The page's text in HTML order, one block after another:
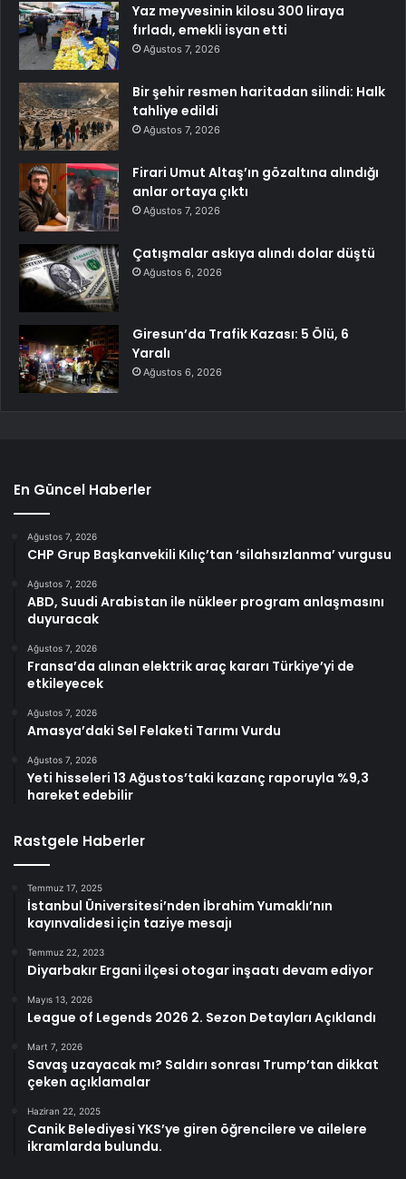
Yaz meyvesinin kilosu 300 liraya
fırladı, emekli isyan etti
Ağustos 7, 2026
Bir şehir resmen haritadan silindi: Halk
tahliye edildi
Ağustos 7, 2026
Firari Umut Altaş’ın gözaltına alındığı
anlar ortaya çıktı
Ağustos 7, 2026
Çatışmalar askıya alındı dolar düştü
Ağustos 6, 2026
Giresun’da Trafik Kazası: 5 Ölü, 6
Yaralı
Ağustos 6, 2026
En Güncel Haberler
Ağustos 7, 2026
CHP Grup Başkanvekili Kılıç’tan ‘silahsızlanma’ vurgusu
Ağustos 7, 2026
ABD, Suudi Arabistan ile nükleer program anlaşmasını
duyuracak
Ağustos 7, 2026
Fransa’da alınan elektrik araç kararı Türkiye’yi de
etkileyecek
Ağustos 7, 2026
Amasya’daki Sel Felaketi Tarımı Vurdu
Ağustos 7, 2026
Yeti hisseleri 13 Ağustos’taki kazanç raporuyla %9,3
hareket edebilir
Rastgele Haberler
Temmuz 17, 2025
İstanbul Üniversitesi’nden İbrahim Yumaklı’nın
kayınvalidesi için taziye mesajı
Temmuz 22, 2023
Diyarbakır Ergani ilçesi otogar inşaatı devam ediyor
Mayıs 13, 2026
League of Legends 2026 2. Sezon Detayları Açıklandı
Mart 7, 2026
Savaş uzayacak mı? Saldırı sonrası Trump’tan dikkat
çeken açıklamalar
Haziran 22, 2025
Canik Belediyesi YKS’ye giren öğrencilere ve ailelere
ikramlarda bulundu.